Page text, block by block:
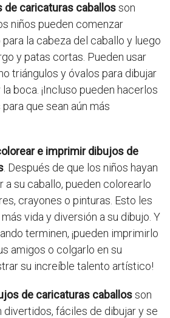
de caricaturas caballosson
niños pueden comenzar
la cabeza del caballo y luego
y patas cortas. Pueden usar
triángulos y óvalos para dibujar
boca. ¡Incluso pueden hacerlos
que sean aún más
e imprimir dibujos de
. Después de que los niños hayan
a su caballo, pueden colorearlo
crayones o pinturas. Esto les
vida y diversión a su dibujo. Y
terminen, ¡pueden imprimirlo
amigos o colgarlo en su
su increíble talento artístico!
de caricaturas caballosson
divertidos, fáciles de dibujar y se